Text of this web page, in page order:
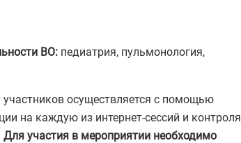
ВО: педиатрия, пульмонология,
участников осуществляется с помощью
на каждую из интернет-сессий и контроля
Для участия в мероприятии необходимо